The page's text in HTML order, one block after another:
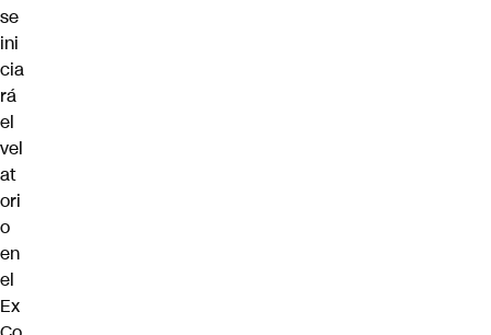
se
ini
cia
rá
el
vel
at
ori
o
en
el
Ex